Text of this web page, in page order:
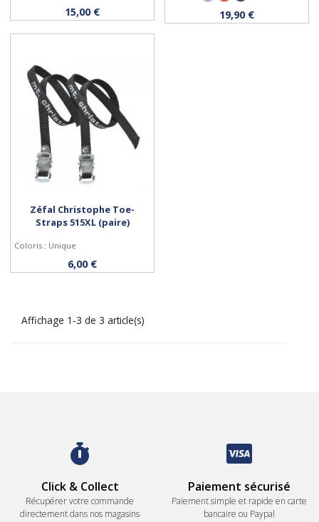
Acheter
15,00 € Personnaliser
19,90 €
Acheter
Zéfal Christophe Toe-
Straps 515XL (paire)
Coloris : Unique
6,00 €
Affichage 1-3 de 3 article(s)
Click & Collect
Récupérer votre commande
directement dans nos magasins
Paiement sécurisé
Paiement simple et rapide en carte
bancaire ou Paypal